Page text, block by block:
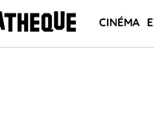
CINÉMA